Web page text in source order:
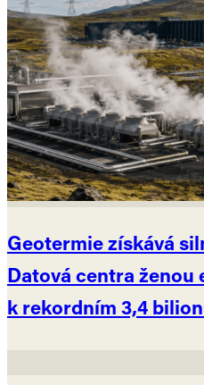
Geotermie získává
Datová centra ženou
k rekordním 3,4